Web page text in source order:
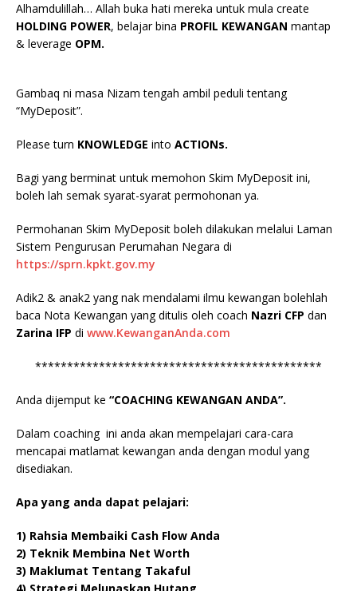
Alhamdulillah… Allah buka hati mereka untuk mula create
HOLDING POWER, belajar bina PROFIL KEWANGAN mantap
& leverage OPM.
Gambaq ni masa Nizam tengah ambil peduli tentang
“MyDeposit”.
Please turn KNOWLEDGE into ACTIONs.
Bagi yang berminat untuk memohon Skim MyDeposit ini,
boleh lah semak syarat-syarat permohonan ya.
Permohanan Skim MyDeposit boleh dilakukan melalui Laman
Sistem Pengurusan Perumahan Negara di
https://sprn.kpkt.gov.my
Adik2 & anak2 yang nak mendalami ilmu kewangan bolehlah
baca Nota Kewangan yang ditulis oleh coach Nazri CFP dan
Zarina IFP di www.KewanganAnda.com
*********************************************
Anda dijemput ke “COACHING KEWANGAN ANDA”.
Dalam coaching ini anda akan mempelajari cara-cara
mencapai matlamat kewangan anda dengan modul yang
disediakan.
Apa yang anda dapat pelajari:
1) Rahsia Membaiki Cash Flow Anda
2) Teknik Membina Net Worth
3) Maklumat Tentang Takaful